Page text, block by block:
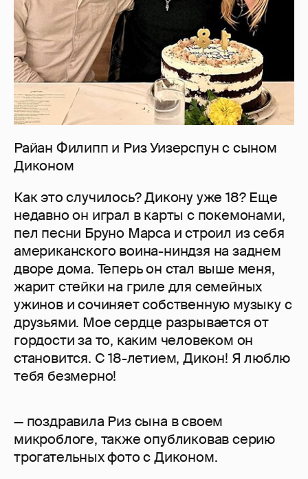
Райан Филипп и Риз Уизерспун с сыном
Диконом
Как это случилось? Дикону уже 18? Еще
недавно он играл в карты с покемонами,
пел песни Бруно Марса и строил из себя
американского воина-ниндзя на заднем
дворе дома. Теперь он стал выше меня,
жарит стейки на гриле для семейных
ужинов и сочиняет собственную музыку с
друзьями. Мое сердце разрывается от
гордости за то, каким человеком он
становится. С 18-летием, Дикон! Я люблю
тебя безмерно!
— поздравила Риз сына в своем
микроблоге, также опубликовав серию
трогательных фото с Диконом.